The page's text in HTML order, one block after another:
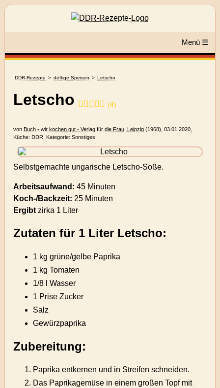
Menü ☰
DDR-Rezepte deftige Speisen Letscho
Letscho (4)
vonBuch - wir kochen gut - Verlag für die Frau, Leipzig (1968) ,03.01.2020
Küche:DDR , Kategorie:Sonstiges
Selbstgemachte ungarische Letscho-Soße.
Arbeitsaufwand: 45 Minuten
Koch-/Backzeit: 25 Minuten
Ergibt zirka 1 Liter
Zutaten für 1 Liter Letscho:
1 kg grüne/gelbe Paprika
1 kg Tomaten
1/8 l Wasser
1 Prise Zucker
Salz
Gewürzpaprika
Zubereitung:
Paprika entkernen und in Streifen schneiden.
Das Paprikagemüse in einem großen Topf mit